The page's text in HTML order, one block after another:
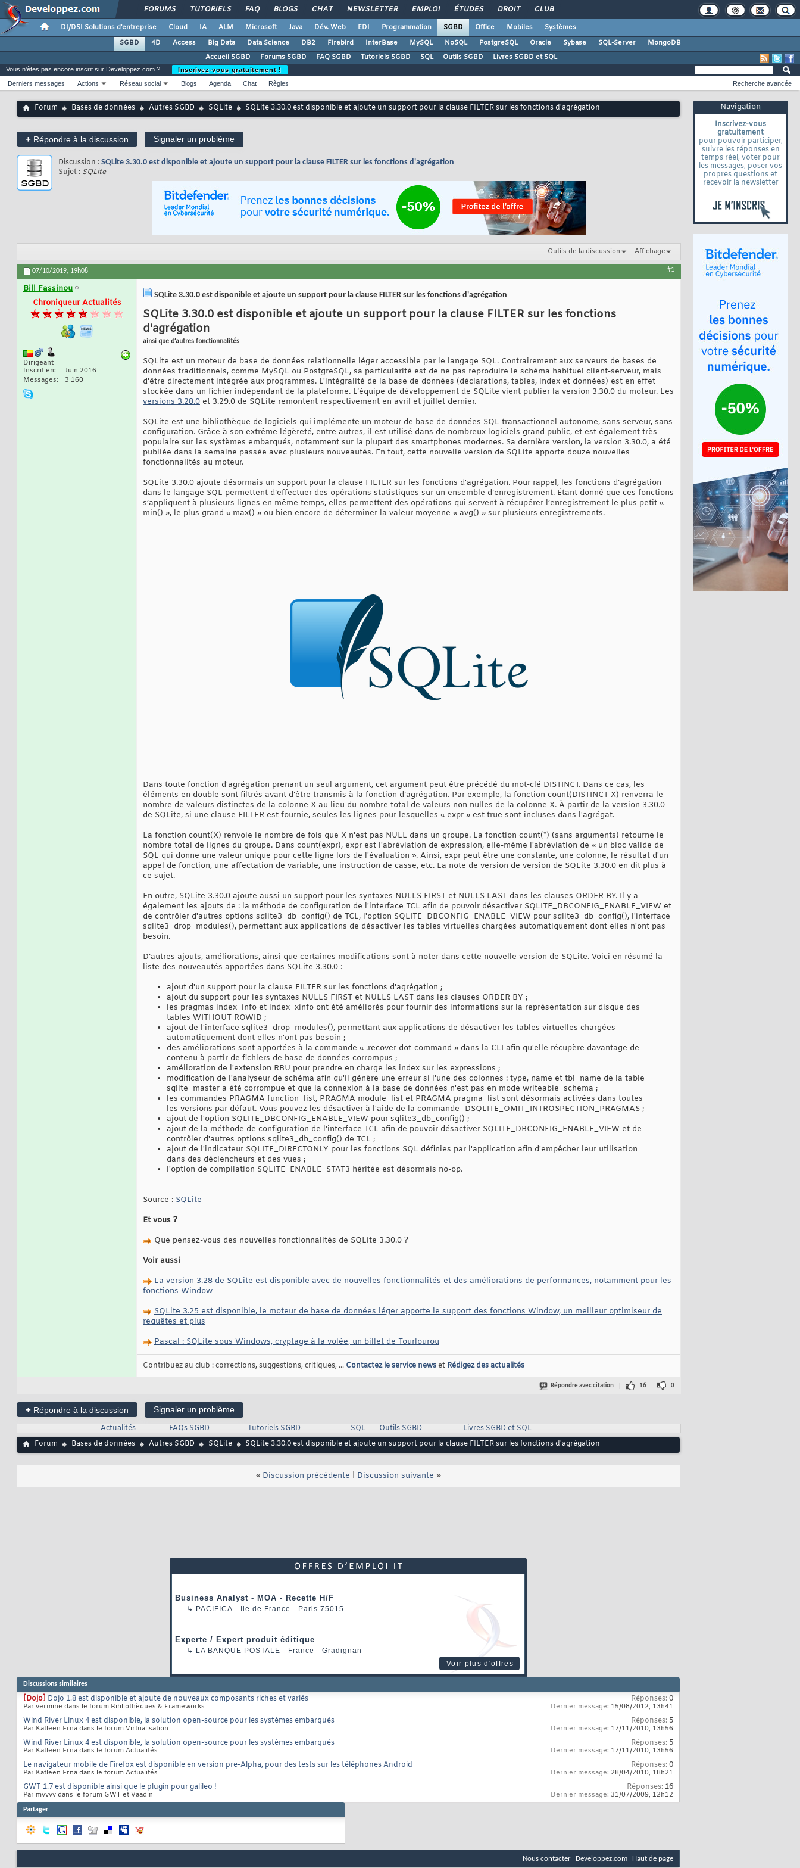
FORUMS TUTORIELS FAQ BLOGS CHAT NEWSLETTER EMPLOI ÉTUDES DROIT CLUB
DI/DSI Solutions d'entreprise Cloud IA ALM Microsoft Java Dév. Web EDI Programmation SGBD Office Mobiles
Systèmes
SGBD
4D Access Big Data Data Science DB2 Firebird InterBase MySQL NoSQL PostgreSQL Oracle Sybase SQL-Server
MongoDB
Accueil SGBD
Forums SGBD FAQ SGBD Tutoriels SGBD SQL Outils SGBD Livres SGBD et SQL
Navigation
Inscrivez-vous
gratuitement
pour pouvoir participer,
suivre les réponses en
temps réel, voter pour
les messages, poser vos
propres questions et
recevoir la newsletter
Vous n'êtes pas encore inscrit sur Developpez.com ?
Inscrivez-vous gratuitement !
Derniers messages
Actions Réseau social Blogs Agenda Chat Règles Recherche avancée
Forum Bases de données Autres SGBD SQLite SQLite 3.30.0 est disponible et ajoute un support pour la clause FILTER sur les fonctions d'agrégation
+ Répondre à la discussion Signaler un problème
Discussion : SQLite 3.30.0 est disponible et ajoute un support pour la clause FILTER sur les fonctions d'agrégation
Sujet : SQLite
Outils de la discussion Affichage
07/10/2019, 19h08 #1
Bill Fassinou
Chroniqueur Actualités
Dirigeant
Inscrit en
Juin 2016
Messages
3 160
SQLite 3.30.0 est disponible et ajoute un support pour la clause FILTER sur les fonctions d'agrégation
SQLite 3.30.0 est disponible et ajoute un support pour la clause FILTER sur les fonctions
d'agrégation
ainsi que d’autres fonctionnalités
SQLite est un moteur de base de données relationnelle léger accessible par le langage SQL. Contrairement aux serveurs de bases de
données traditionnels, comme MySQL ou PostgreSQL, sa particularité est de ne pas reproduire le schéma habituel client-serveur, mais
d'être directement intégrée aux programmes. L'intégralité de la base de données (déclarations, tables, index et données) est en effet
stockée dans un fichier indépendant de la plateforme. L’équipe de développement de SQLite vient publier la version 3.30.0 du moteur. Les
versions 3.28.0 et 3.29.0 de SQLite remontent respectivement en avril et juillet dernier.
SQLite est une bibliothèque de logiciels qui implémente un moteur de base de données SQL transactionnel autonome, sans serveur, sans
configuration. Grâce à son extrême légèreté, entre autres, il est utilisé dans de nombreux logiciels grand public, et est également très
populaire sur les systèmes embarqués, notamment sur la plupart des smartphones modernes. Sa dernière version, la version 3.30.0, a été
publiée dans la semaine passée avec plusieurs nouveautés. En tout, cette nouvelle version de SQLite apporte douze nouvelles
fonctionnalités au moteur.
SQLite 3.30.0 ajoute désormais un support pour la clause FILTER sur les fonctions d'agrégation. Pour rappel, les fonctions d’agrégation
dans le langage SQL permettent d’effectuer des opérations statistiques sur un ensemble d’enregistrement. Étant donné que ces fonctions
s’appliquent à plusieurs lignes en même temps, elles permettent des opérations qui servent à récupérer l’enregistrement le plus petit «
min() », le plus grand « max() » ou bien encore de déterminer la valeur moyenne « avg() » sur plusieurs enregistrements.
Dans toute fonction d'agrégation prenant un seul argument, cet argument peut être précédé du mot-clé DISTINCT. Dans ce cas, les
éléments en double sont filtrés avant d’être transmis à la fonction d’agrégation. Par exemple, la fonction count(DISTINCT X) renverra le
nombre de valeurs distinctes de la colonne X au lieu du nombre total de valeurs non nulles de la colonne X. À partir de la version 3.30.0
de SQLite, si une clause FILTER est fournie, seules les lignes pour lesquelles « expr » est true sont incluses dans l'agrégat.
La fonction count(X) renvoie le nombre de fois que X n'est pas NULL dans un groupe. La fonction count(*) (sans arguments) retourne le
nombre total de lignes du groupe. Dans count(expr), expr est l'abréviation de expression, elle-même l'abréviation de « un bloc valide de
SQL qui donne une valeur unique pour cette ligne lors de l'évaluation ». Ainsi, expr peut être une constante, une colonne, le résultat d'un
appel de fonction, une affectation de variable, une instruction de casse, etc. La note de version de version de SQLite 3.30.0 en dit plus à
ce sujet.
En outre, SQLite 3.30.0 ajoute aussi un support pour les syntaxes NULLS FIRST et NULLS LAST dans les clauses ORDER BY. Il y a
également les ajouts de : la méthode de configuration de l'interface TCL afin de pouvoir désactiver SQLITE_DBCONFIG_ENABLE_VIEW et
de contrôler d'autres options sqlite3_db_config() de TCL, l'option SQLITE_DBCONFIG_ENABLE_VIEW pour sqlite3_db_config(), l'interface
sqlite3_drop_modules(), permettant aux applications de désactiver les tables virtuelles chargées automatiquement dont elles n'ont pas
besoin.
D’autres ajouts, améliorations, ainsi que certaines modifications sont à noter dans cette nouvelle version de SQLite. Voici en résumé la
liste des nouveautés apportées dans SQLite 3.30.0 :
ajout d'un support pour la clause FILTER sur les fonctions d'agrégation ;
ajout du support pour les syntaxes NULLS FIRST et NULLS LAST dans les clauses ORDER BY ;
les pragmas index_info et index_xinfo ont été améliorés pour fournir des informations sur la représentation sur disque des
tables WITHOUT ROWID ;
ajout de l'interface sqlite3_drop_modules(), permettant aux applications de désactiver les tables virtuelles chargées
automatiquement dont elles n'ont pas besoin ;
des améliorations sont apportées à la commande « .recover dot-command » dans la CLI afin qu'elle récupère davantage de
contenu à partir de fichiers de base de données corrompus ;
amélioration de l'extension RBU pour prendre en charge les index sur les expressions ;
modification de l'analyseur de schéma afin qu'il génère une erreur si l'une des colonnes : type, name et tbl_name de la table
sqlite_master a été corrompue et que la connexion à la base de données n'est pas en mode writeable_schema ;
les commandes PRAGMA function_list, PRAGMA module_list et PRAGMA pragma_list sont désormais activées dans toutes
les versions par défaut. Vous pouvez les désactiver à l'aide de la commande -DSQLITE_OMIT_INTROSPECTION_PRAGMAS ;
ajout de l'option SQLITE_DBCONFIG_ENABLE_VIEW pour sqlite3_db_config() ;
ajout de la méthode de configuration de l'interface TCL afin de pouvoir désactiver SQLITE_DBCONFIG_ENABLE_VIEW et de
contrôler d'autres options sqlite3_db_config() de TCL ;
ajout de l'indicateur SQLITE_DIRECTONLY pour les fonctions SQL définies par l'application afin d'empêcher leur utilisation
dans des déclencheurs et des vues ;
l'option de compilation SQLITE_ENABLE_STAT3 héritée est désormais no-op.
Source : SQLite
Et vous ?
Que pensez-vous des nouvelles fonctionnalités de SQLite 3.30.0 ?
Voir aussi
La version 3.28 de SQLite est disponible avec de nouvelles fonctionnalités et des améliorations de performances, notamment pour les
fonctions Window
SQLite 3.25 est disponible, le moteur de base de données léger apporte le support des fonctions Window, un meilleur optimiseur de
requêtes et plus
Pascal : SQLite sous Windows, cryptage à la volée, un billet de Tourlourou
Contribuez au club : corrections, suggestions, critiques, ... Contactez le service newset Rédigez des actualités
Répondre avec citation 16 0
+ Répondre à la discussion
Signaler un problème
Actualités
FAQs SGBD Tutoriels SGBD SQL Outils SGBD
Livres SGBD et SQL
Forum
Bases de données Autres SGBD SQLite SQLite 3.30.0 est disponible et ajoute un support pour la clause FILTER sur les fonctions d'agrégation
« Discussion précédente Discussion suivante »
Business Analyst - MOA - Recette H/F
↳ PACIFICA - Ile de France - Paris 75015
Experte / Expert produit éditique
↳ LA BANQUE POSTALE - France - Gradignan
Voir plus d'offres
Discussions similaires
[Dojo] Dojo 1.8 est disponible et ajoute de nouveaux composants riches et variés
Par vermine dans le forum Bibliothèques & Frameworks
Réponses:0
Dernier message: 15/08/2012, 13h41
Wind River Linux 4 est disponible, la solution open-source pour les systèmes embarqués
Par Katleen Erna dans le forum Virtualisation
Réponses: 5
Dernier message: 17/11/2010, 13h56
Wind River Linux 4 est disponible, la solution open-source pour les systèmes embarqués
Par Katleen Erna dans le forum Actualités
Réponses: 5
Dernier message: 17/11/2010, 13h56
Le navigateur mobile de Firefox est disponible en version pre-Alpha, pour des tests sur les téléphones Android
Par Katleen Erna dans le forum Actualités
Réponses:0
Dernier message: 28/04/2010, 18h21
GWT 1.7 est disponible ainsi que le plugin pour galileo !
Par mvvvv dans le forum GWT et Vaadin
Réponses: 16
Dernier message: 31/07/2009, 12h12
Partager
Nous contacter Developpez.com Haut de page